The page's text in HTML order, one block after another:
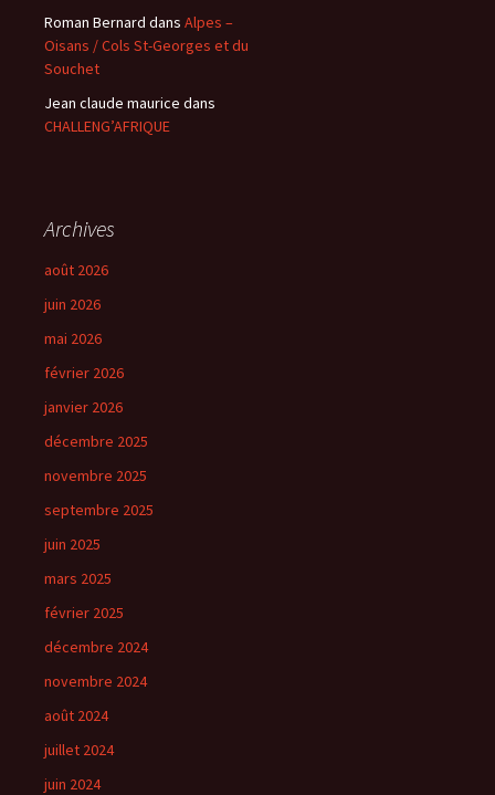
Roman Bernard dans Alpes –
Oisans / Cols St-Georges et du
Souchet
Jean claude maurice dans
CHALLENG’AFRIQUE
Archives
août 2026
juin 2026
mai 2026
février 2026
janvier 2026
décembre 2025
novembre 2025
septembre 2025
juin 2025
mars 2025
février 2025
décembre 2024
novembre 2024
août 2024
juillet 2024
juin 2024